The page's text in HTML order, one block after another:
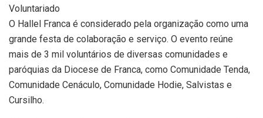
Voluntariado
O Hallel Franca é considerado pela organização como uma
grande festa de colaboração e serviço. O evento reúne
mais de 3 mil voluntários de diversas comunidades e
paróquias da Diocese de Franca, como Comunidade Tenda,
Comunidade Cenáculo, Comunidade Hodie, Salvistas e
Cursilho.